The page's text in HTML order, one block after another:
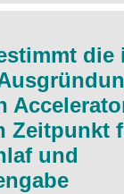
die
Zeitpunkt
und